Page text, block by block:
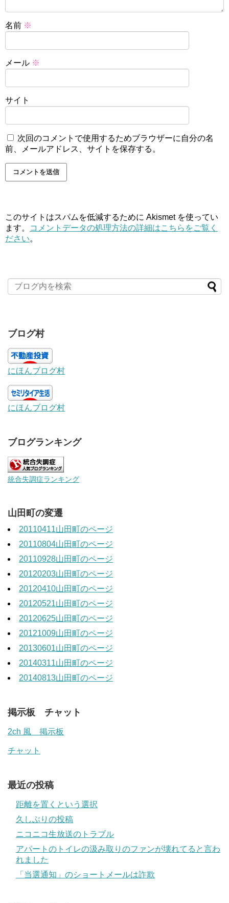
名前 ※
メール ※
サイト
次回のコメントで使用するためブラウザーに自分の名
前、メールアドレス、サイトを保存する。
このサイトはスパムを低減するために Akismet を使ってい
ます。
コメントデータの処理方法の詳細はこちらをご覧く
ださい。
ブログ村
にほんブログ村
にほんブログ村
ブログランキング
統合失調症ランキング
山田町の変遷
20110411山田町のページ
20110804山田町のページ
20110928山田町のページ
20120203山田町のページ
20120410山田町のページ
20120521山田町のページ
20120625山田町のページ
20121009山田町のページ
20130601山田町のページ
20140311山田町のページ
20140813山田町のページ
掲示板 チャット
2ch 風 掲示板
チャット
最近の投稿
距離を置くという選択
久しぶりの投稿
ニコニコ生放送のトラブル
アパートのトイレの汲み取りのファンが壊れてると言わ
れました
「当選通知」のショートメールは詐欺